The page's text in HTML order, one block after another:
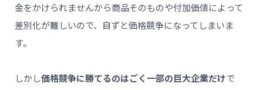
金をかけられませんから商品そのものや付加価値によって
差別化が難しいので、自ずと価格競争になってしまいま
す。
しかし価格競争に勝てるのはごく一部の巨大企業だけで